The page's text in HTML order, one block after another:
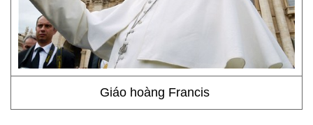
Giáo hoàng Francis